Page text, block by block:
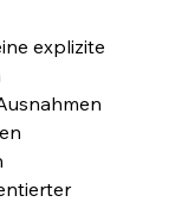
explizite